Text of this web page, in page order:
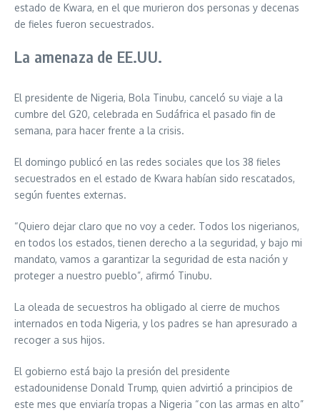
estado de Kwara, en el que murieron dos personas y decenas
de fieles fueron secuestrados.
La amenaza de EE.UU.
El presidente de Nigeria, Bola Tinubu, canceló su viaje a la
cumbre del G20, celebrada en Sudáfrica el pasado fin de
semana, para hacer frente a la crisis.
El domingo publicó en las redes sociales que los 38 fieles
secuestrados en el estado de Kwara habían sido rescatados,
según fuentes externas.
“Quiero dejar claro que no voy a ceder. Todos los nigerianos,
en todos los estados, tienen derecho a la seguridad, y bajo mi
mandato, vamos a garantizar la seguridad de esta nación y
proteger a nuestro pueblo”, afirmó Tinubu.
La oleada de secuestros ha obligado al cierre de muchos
internados en toda Nigeria, y los padres se han apresurado a
recoger a sus hijos.
El gobierno está bajo la presión del presidente
estadounidense Donald Trump, quien advirtió a principios de
este mes que enviaría tropas a Nigeria “con las armas en alto”